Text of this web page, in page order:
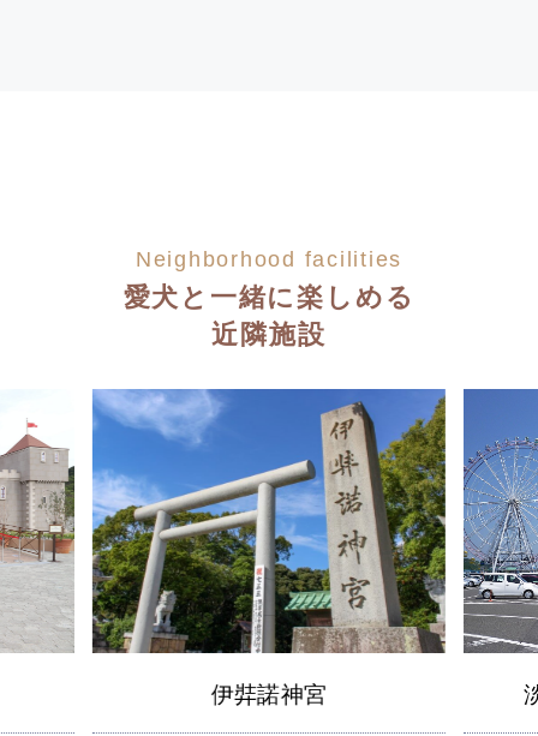
Neighborhood facilities
愛犬と一緒に楽しめる
近隣施設
伊弉諾神宮